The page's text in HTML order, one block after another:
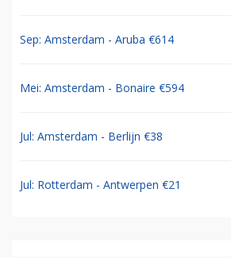
Sep: Amsterdam - Aruba €614
Mei: Amsterdam - Bonaire €594
Jul: Amsterdam - Berlijn €38
Jul: Rotterdam - Antwerpen €21